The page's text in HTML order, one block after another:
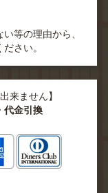
等の理由から、
さい。
来ません】
代金引換